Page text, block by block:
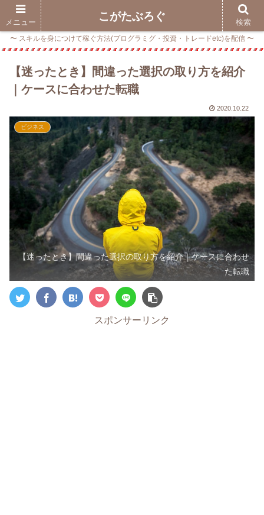
〜 スキルを身につけて稼ぐ方法(プログラミグ・投資・トレードetc)を配信 〜
【迷ったとき】間違った選択の取り方を紹介
｜ケースに合わせた転職
2020.10.22
ビジネス
【迷ったとき】間違った選択の取り方を紹介｜ケースに合わせ
た転職
スポンサーリンク
メニュー こがたぶろぐ 検索